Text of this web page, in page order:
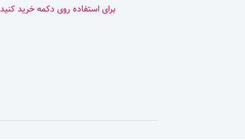
برای استفاده روی دکمه خرید